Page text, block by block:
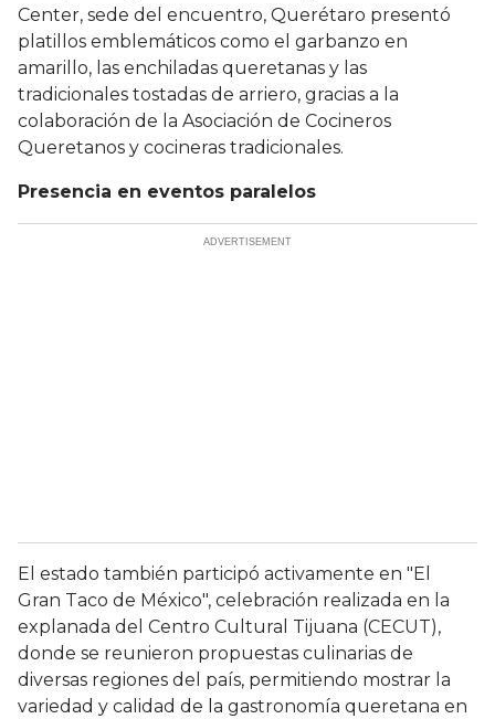
Center, sede del encuentro, Querétaro presentó
platillos emblemáticos como el garbanzo en
amarillo, las enchiladas queretanas y las
tradicionales tostadas de arriero, gracias a la
colaboración de la Asociación de Cocineros
Queretanos y cocineras tradicionales.
Presencia en eventos paralelos
El estado también participó activamente en "El
Gran Taco de México", celebración realizada en la
explanada del Centro Cultural Tijuana (CECUT),
donde se reunieron propuestas culinarias de
diversas regiones del país, permitiendo mostrar la
variedad y calidad de la gastronomía queretana en